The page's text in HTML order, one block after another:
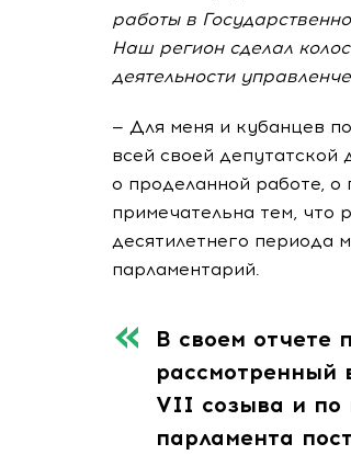
работы в
Наш регион сделал
деятельности
— Для меня и кубанцев
всей своей
о проделанной работе,
примечательна тем, что
десятилетнего периода
парламентарий.
В своем отчете
рассмотренный
VII созыва и по
парламента